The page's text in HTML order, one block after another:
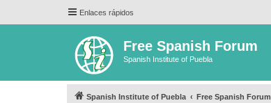
Enlaces rápidos
Free Spanish Forum
Spanish Institute of Puebla
Spanish Institute of Puebla Free Spanish Forum